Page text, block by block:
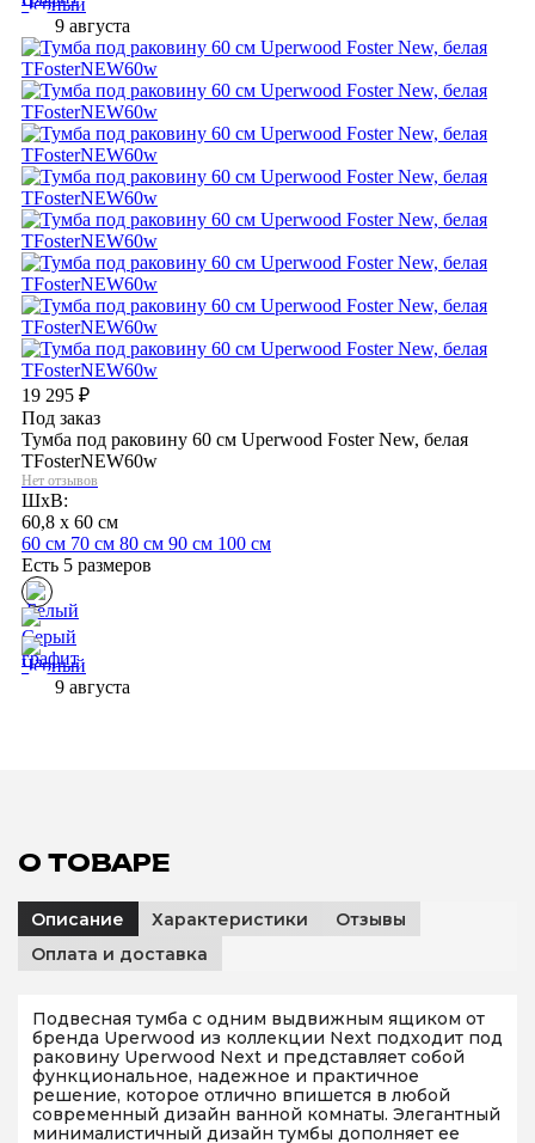
9 августа
19 295 ₽
Под заказ
Тумба под раковину 60 см Uperwood Foster New, белая
TFosterNEW60w
Нет отзывов
ШхВ:
60,8 x 60 см
60 см 70 см 80 см 90 см 100 см
Есть 5 размеров
9 августа
О ТОВАРЕ
Описание Характеристики
Отзывы
Оплата и доставка
Подвесная тумба с одним выдвижным ящиком от
бренда Uperwood из коллекции Next подходит под
раковину Uperwood Next и представляет собой
функциональное, надежное и практичное
решение, которое отлично впишется в любой
современный дизайн ванной комнаты. Элегантный
минималистичный дизайн тумбы дополняет ее